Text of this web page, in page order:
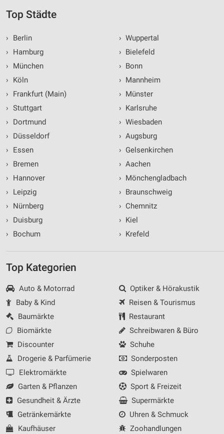
Top Städte
›
Berlin
›
Hamburg
›
München
›
Köln
›
Frankfurt (Main)
› Stuttgart
›
Dortmund
›
Düsseldorf
›
Essen
›
Bremen
›
Hannover
›
Leipzig
›
Nürnberg
›
Duisburg
›
Bochum
› Wuppertal
› Bielefeld
› Bonn
› Mannheim
› Münster
› Karlsruhe
› Wiesbaden
› Augsburg
› Gelsenkirchen
› Aachen
› Mönchengladbach
› Braunschweig
› Chemnitz
› Kiel
› Krefeld
Top Kategorien
Auto & Motorrad
Baby & Kind
Baumärkte
Biomärkte
Discounter
Drogerie & Parfümerie
Elektromärkte
Garten & Pflanzen
Gesundheit & Ärzte
Getränkemärkte
Kaufhäuser
Optiker & Hörakustik
Reisen & Tourismus
Restaurant
Schreibwaren & Büro
Schuhe
Sonderposten
Spielwaren
Sport & Freizeit
Supermärkte
Uhren & Schmuck
Zoohandlungen